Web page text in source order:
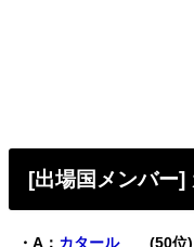
[出場国メンバー]
・A： カタール(50位)